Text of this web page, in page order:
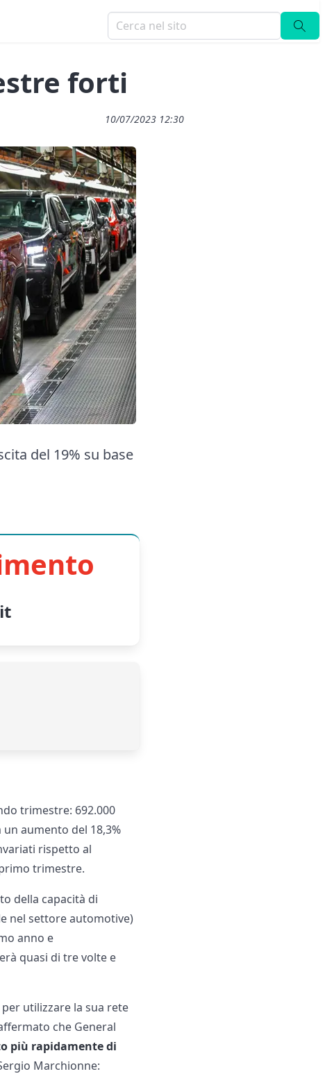
forti
10/07/2023 12:30
del 19% su base
trimestre: 692.000
aumento del 18,3%
rispetto al
trimestre.
della capacità di
nel settore automotive)
anno e
quasi di tre volte e
utilizzare la sua rete
che General
più rapidamente di
Marchionne: